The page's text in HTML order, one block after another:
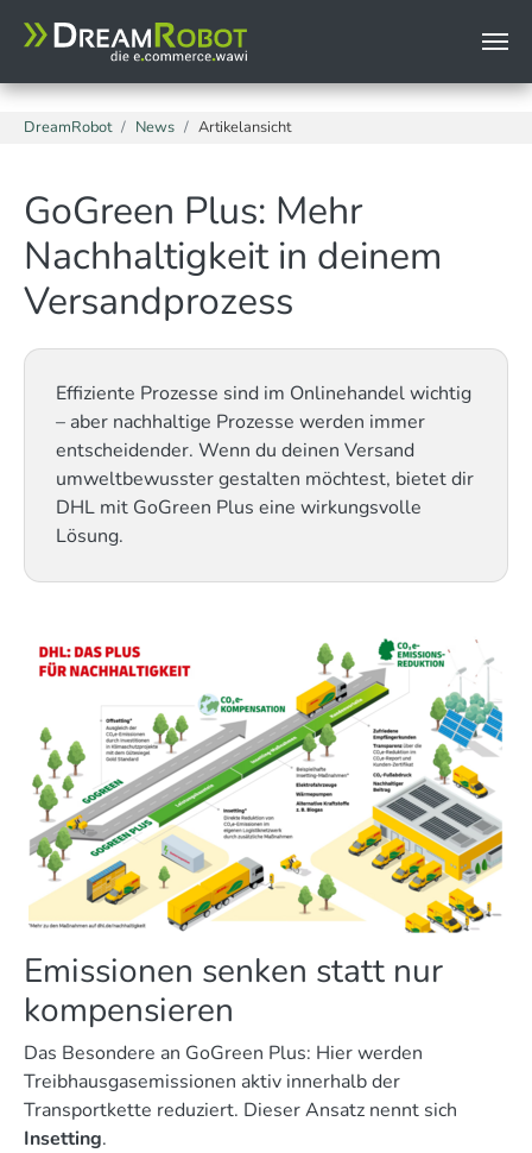
Zum Hauptinhalt springen
Sie sind hier:
DreamRobot News Artikelansicht
GoGreen Plus: Mehr
Nachhaltigkeit in deinem
Versandprozess
Effiziente Prozesse sind im Onlinehandel wichtig
– aber nachhaltige Prozesse werden immer
entscheidender. Wenn du deinen Versand
umweltbewusster gestalten möchtest, bietet dir
DHL mit GoGreen Plus eine wirkungsvolle
Lösung.
Emissionen senken statt nur
kompensieren
Das Besondere an GoGreen Plus: Hier werden
Treibhausgasemissionen aktiv innerhalb der
Transportkette reduziert. Dieser Ansatz nennt sich
Insetting.